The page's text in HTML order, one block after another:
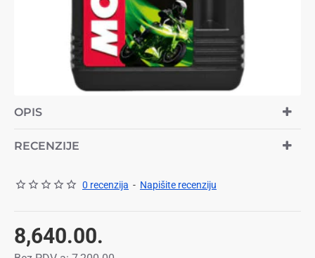
OPIS
RECENZIJE
0 recenzija - Napišite recenziju
8,640.00.